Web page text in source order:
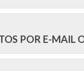
POR E-MAIL